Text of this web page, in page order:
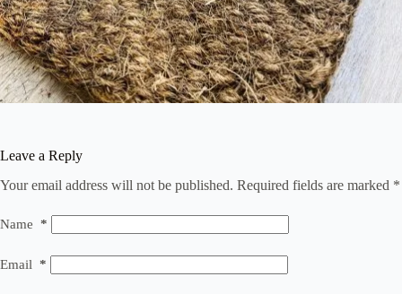
Leave a Reply
Your email address will not be published. Required fields are marked *
Name *
Email *